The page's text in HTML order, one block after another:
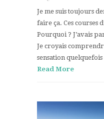
Je me suis toujours
faire ça. Ces courses
Pourquoi ? J’avais
Je croyais
sensation
Read More